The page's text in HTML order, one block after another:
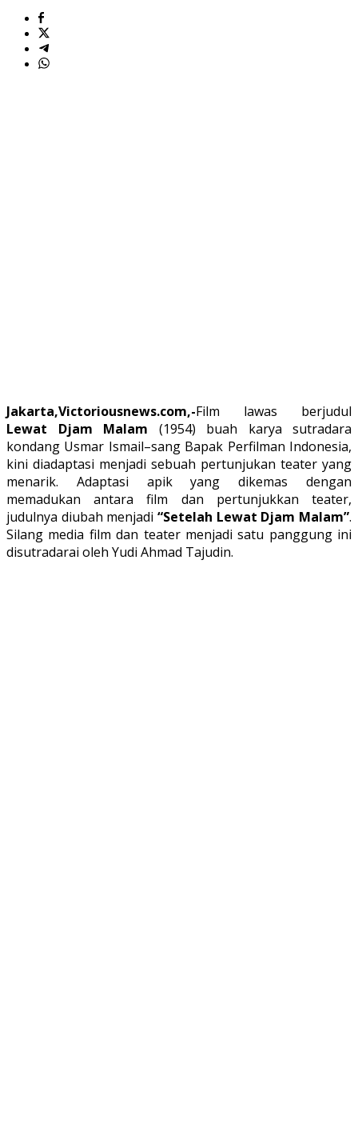
Jakarta,Victoriousnews.com,-Film lawas berjudul
Lewat Djam Malam (1954) buah karya sutradara
kondang Usmar Ismail–sang Bapak Perfilman Indonesia,
kini diadaptasi menjadi sebuah pertunjukan teater yang
menarik. Adaptasi apik yang dikemas dengan
memadukan antara film dan pertunjukkan teater,
judulnya diubah menjadi “Setelah Lewat Djam Malam”.
Silang media film dan teater menjadi satu panggung ini
disutradarai oleh Yudi Ahmad Tajudin.